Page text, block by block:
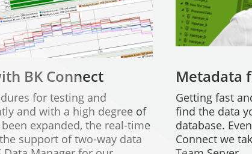
BK Connect
for testing and
and with a high degree of
expanded, the real-time
support of two-way data
Metadata
Getting fast
find the data
database.
Connect we